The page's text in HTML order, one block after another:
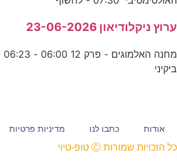
ערוץ ניקלודיאון 23-06-2026
ביקיני
אודות כתבו לנו מדיניות פרטיות
כל הזכויות שמורות Ⓒ טופ-טיוי